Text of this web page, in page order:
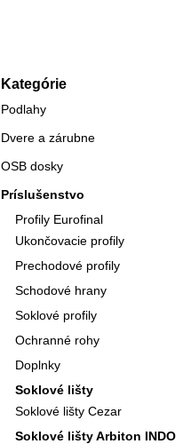
Kategórie
Podlahy
Dvere a zárubne
OSB dosky
Príslušenstvo
Profily Eurofinal
Ukončovacie profily
Prechodové profily
Schodové hrany
Soklové profily
Ochranné rohy
Doplnky
Soklové lišty
Soklové lišty Cezar
Soklové lišty Arbiton INDO